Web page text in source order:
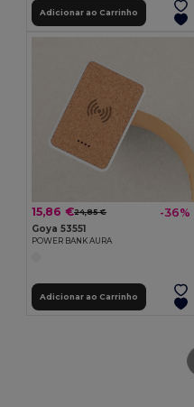
Adicionar ao Carrinho
15,86 €24,85 € -36%
Goya 53551
POWER BANK AURA
Adicionar ao Carrinho